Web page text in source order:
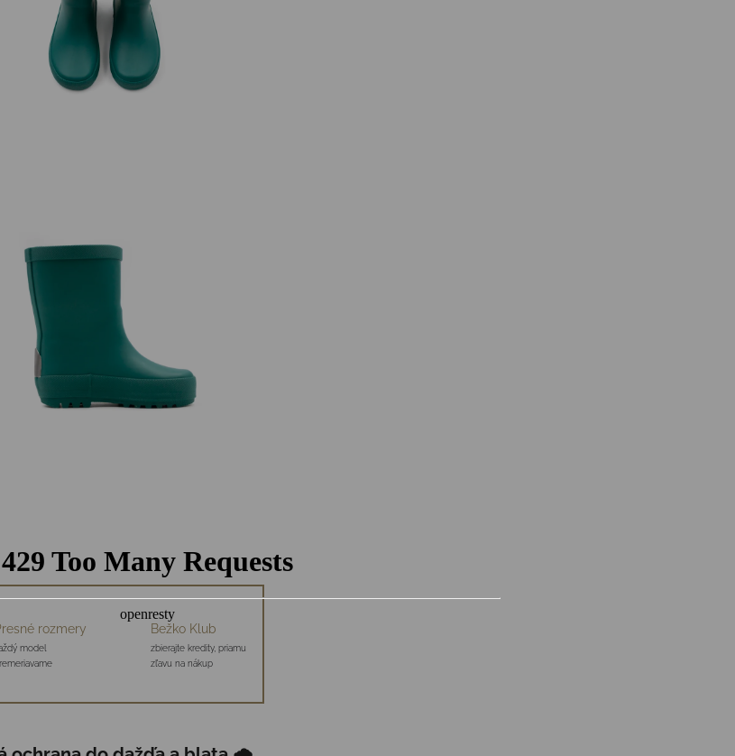
rozmery
model
Bežko Klub
zbierajte kredity, priamu
zľavu na nákup